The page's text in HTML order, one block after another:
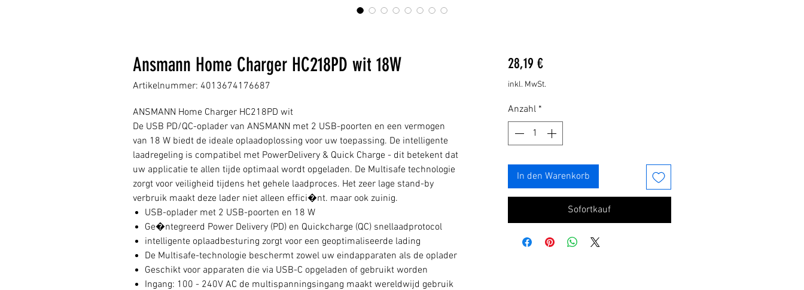
Ansmann Home Charger HC218PD wit 18W
Artikelnummer: 4013674176687
ANSMANN Home Charger HC218PD wit
De USB PD/QC-oplader van ANSMANN met 2 USB-poorten en een vermogen
van 18 W biedt de ideale oplaadoplossing voor uw toepassing. De intelligente
laadregeling is compatibel met PowerDelivery & Quick Charge - dit betekent dat
uw applicatie te allen tijde optimaal wordt opgeladen. De Multisafe technologie
zorgt voor veiligheid tijdens het gehele laadproces. Het zeer lage stand-by
verbruik maakt deze lader niet alleen effici�nt. maar ook zuinig.
USB-oplader met 2 USB-poorten en 18 W
Ge�ntegreerd Power Delivery (PD) en Quickcharge (QC) snellaadprotocol
intelligente oplaadbesturing zorgt voor een geoptimaliseerde lading
De Multisafe-technologie beschermt zowel uw eindapparaten als de oplader
Geschikt voor apparaten die via USB-C opgeladen of gebruikt worden
Ingang: 100 - 240V AC de multispanningsingang maakt wereldwijd gebruik
28,19 €Preis
inkl. MwSt.
Anzahl *
In den Warenkorb
Sofortkauf